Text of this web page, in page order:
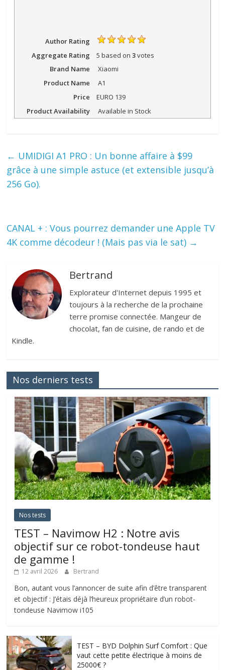
Author Rating
Aggregate Rating
5 based on 3votes
Brand Name
Xiaomi
Product Name
A1
Price
EURO 139
Product Availability
Available in Stock
← UMIDIGI A1 PRO : Un bonne affaire à $99
grâce à une simple astuce (et extensible jusqu’à
256 Go).
CANAL + : Vous pourrez demander une Apple TV
4K comme décodeur ! (Mais pas via le sat) →
Bertrand
Explorateur d'Internet depuis 1995 et
toujours à la recherche de la prochaine
terre promise connectée. Mangeur de
chocolat, fan de cuisine, de rando et de
Kindle.
Nos derniers tests
Nos tests
TEST – Navimow H2 : Notre avis
objectif sur ce robot-tondeuse haut
de gamme !
12 avril 2026 Bertrand
Bon, autant vous l’annoncer de suite afin d’être transparent
et objectif : J’étais déjà l’heureux propriétaire d’un robot-
tondeuse Navimow i105
TEST – BYD Dolphin Surf Comfort : Que
vaut cette petite électrique à moins de
25000€ ?